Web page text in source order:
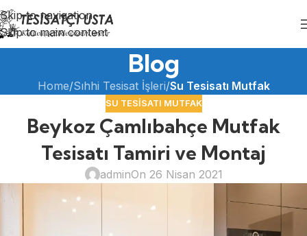
Skip to navigation
Skip to main content
Blog
Home/Sıhhi Tesisat İşleri/Su Tesisatı Mutfak
SU TESISATI MUTFAK
Beykoz Çamlıbahçe Mutfak
Tesisatı Tamiri ve Montaj
adminOn 26 Nisan 2021